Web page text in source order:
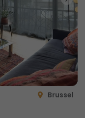
Brussel